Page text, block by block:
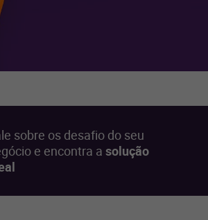
sobre os desafio do seu
e encontra a solução